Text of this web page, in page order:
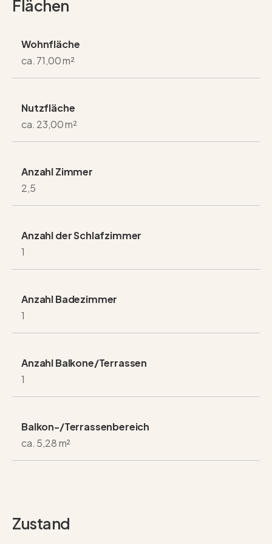
persönlichen Besichtigung und entdecken Sie das
auf Ihre Anfrage.
Flächen
Wohnfläche
ca. 71,00 m²
Nutzfläche
ca. 23,00 m²
Anzahl Zimmer
2,5
Anzahl der Schlafzimmer
1
Anzahl Badezimmer
1
Anzahl Balkone/Terrassen
1
Balkon-/Terrassenbereich
ca. 5,28 m²
Zustand